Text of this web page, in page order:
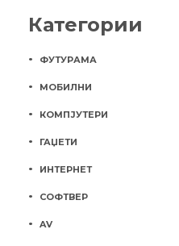
Категории
ФУТУРАМА
МОБИЛНИ
КОМПЈУТЕРИ
ГАЏЕТИ
ИНТЕРНЕТ
СОФТВЕР
AV